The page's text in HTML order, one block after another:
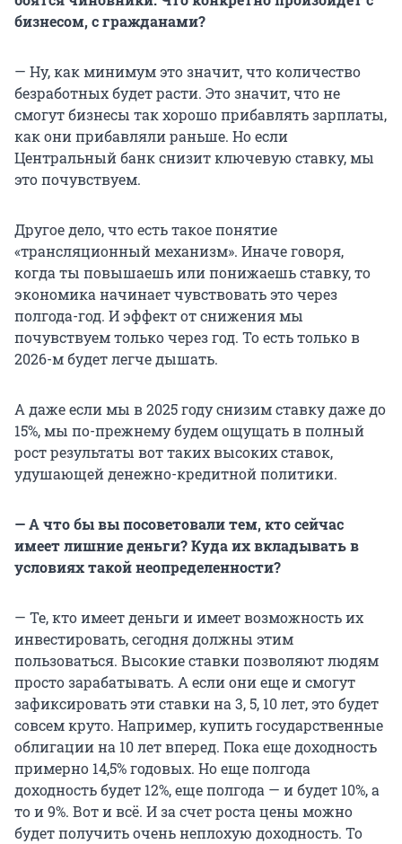
бизнесом, с гражданами?
— Ну, как минимум это значит, что количество
безработных будет расти. Это значит, что не
смогут бизнесы так хорошо прибавлять зарплаты,
как они прибавляли раньше. Но если
Центральный банк снизит ключевую ставку, мы
это почувствуем.
Другое дело, что есть такое понятие
«трансляционный механизм». Иначе говоря,
когда ты повышаешь или понижаешь ставку, то
экономика начинает чувствовать это через
полгода-год. И эффект от снижения мы
почувствуем только через год. То есть только в
2026-м будет легче дышать.
А даже если мы в 2025 году снизим ставку даже до
15%, мы по-прежнему будем ощущать в полный
рост результаты вот таких высоких ставок,
удушающей денежно-кредитной политики.
— А что бы вы посоветовали тем, кто сейчас
имеет лишние деньги? Куда их вкладывать в
условиях такой неопределенности?
— Те, кто имеет деньги и имеет возможность их
инвестировать, сегодня должны этим
пользоваться. Высокие ставки позволяют людям
просто зарабатывать. А если они еще и смогут
зафиксировать эти ставки на 3, 5, 10 лет, это будет
совсем круто. Например, купить государственные
облигации на 10 летвперед. Пока еще доходность
примерно 14,5% годовых. Но еще полгода
доходность будет 12%, еще полгода — и будет 10%, а
то и 9%. Вот и всё. И за счет роста цены можно
будет получить очень неплохую доходность. То